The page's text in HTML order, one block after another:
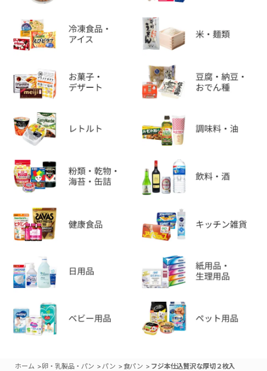
ホーム >卵・乳製品・パン > パン > 食パン > フジ本仕込贅沢な厚切２枚入